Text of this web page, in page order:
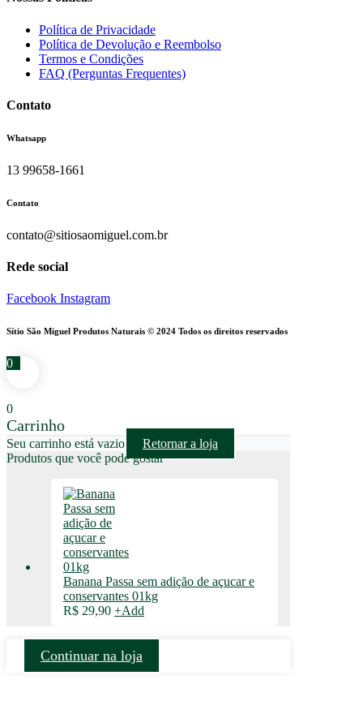
Política de Privacidade
Política de Devolução e Reembolso
Termos e Condições
FAQ (Perguntas Frequentes)
Contato
Whatsapp
13 99658-1661
Contato
contato@sitiosaomiguel.com.br
Rede social
Facebook Instagram
Sítio São Miguel Produtos Naturais © 2024 Todos os direitos reservados
0
0
Carrinho
Seu carrinho está vazio
Retornar a loja
Produtos que você pode gostar
Banana Passa sem adição de açucar e
conservantes 01kg
R$ 29,90 +Add
Continuar na loja